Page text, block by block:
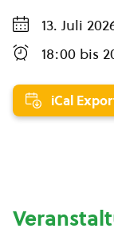
13. Juli
18:00 bis
iCal